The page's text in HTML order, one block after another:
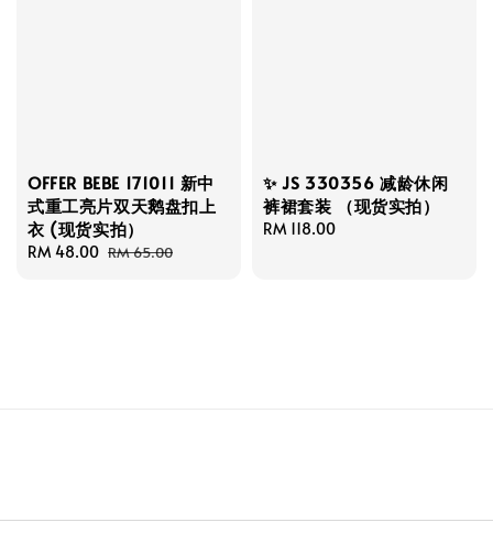
OFFER BEBE 171011 新中
式重工亮片双天鹅盘扣上
衣 (现货实拍）
Sale
RM 48.00 Regular
RM 65.00
✨ JS 330356 减龄休闲
裤裙套装 （现货实拍）
Regular
RM 118.00